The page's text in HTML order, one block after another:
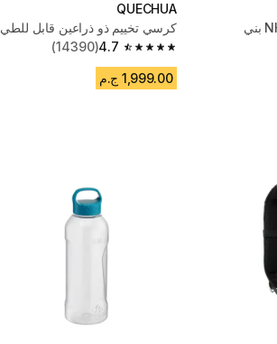
QUECHUA
كرسي تخييم ذو ذراعين قابل للطي
4.7
4.7 out of 5 stars from 14390 reviews
(14390)
1,999.00 ج.م